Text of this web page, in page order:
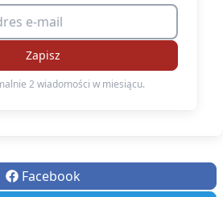
Zapisz
2 wiadomości w miesiącu.
Facebook